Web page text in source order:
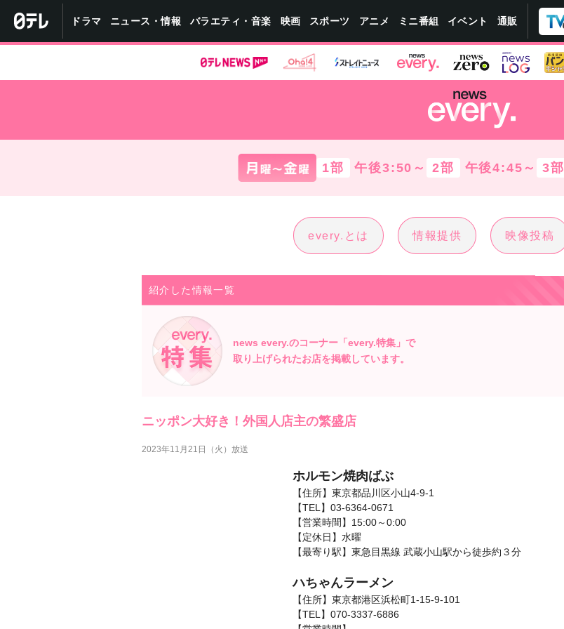
ドラマ ニュース・情報 バラエティ・音楽 映画 スポーツ アニメ ミニ番組 イベント 通販
1部 午後3:50～ 2部 午後4:45～ 3部
every.とは 情報提供 映像投稿
紹介した情報一覧
news every.のコーナー「every.特集」で
取り上げられたお店を掲載しています。
ニッポン大好き！外国人店主の繁盛店
2023年11月21日（火）放送
ホルモン焼肉ばぶ
【住所】東京都品川区小山4-9-1
【TEL】03-6364-0671
【営業時間】15:00～0:00
【定休日】水曜
【最寄り駅】東急目黒線 武蔵小山駅から徒歩約３分
ハちゃんラーメン
【住所】東京都港区浜松町1-15-9-101
【TEL】070-3337-6886